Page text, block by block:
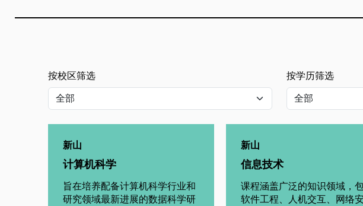
按校区筛选 按学历筛选
新山
计算机科学
旨在培养配备计算机科学行业和
研究领域最新进展的数据科学研
新山
信息技术
课程涵盖广泛的知识领域，
软件工程、人机交互、网络